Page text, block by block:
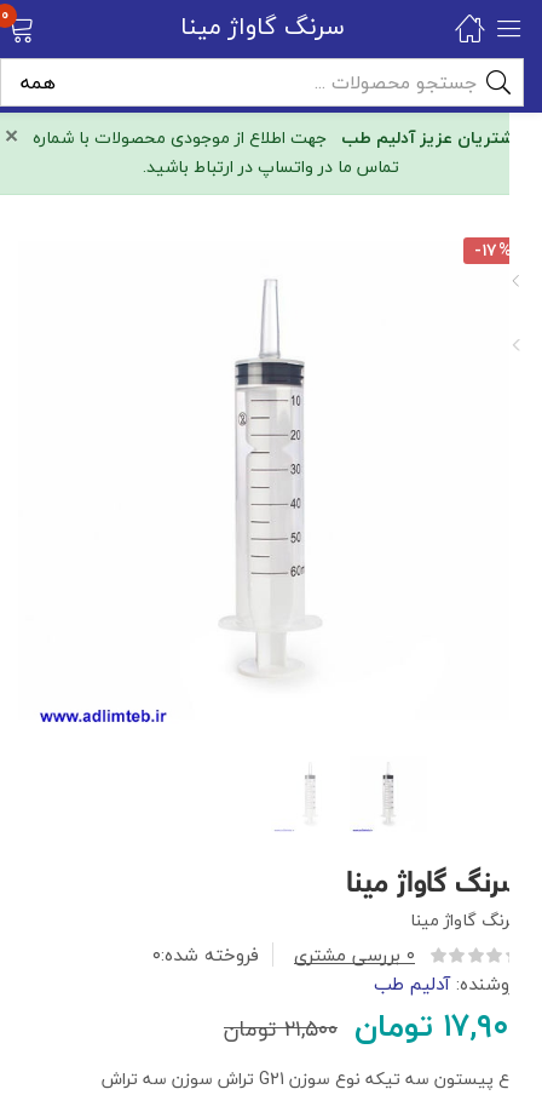
× مشتریان عزیز آدلیم طبجهت اطلاع از موجودی محصولات با شماره
تماس ما در واتساپ در ارتباط باشید.
سرنگ گاواژ مینا 0
-۱۷%
سرنگ گاواژ مینا
سرنگ گاواژ مینا
۰ بررسی مشتری فروخته شده:۰
فروشنده:آدلیم طب
۱۷,۹۰۰ تومان ۲۱,۵۰۰تومان
نوع پیستونسه تیکهنوع سوزن G21تراش سوزن سه تراش